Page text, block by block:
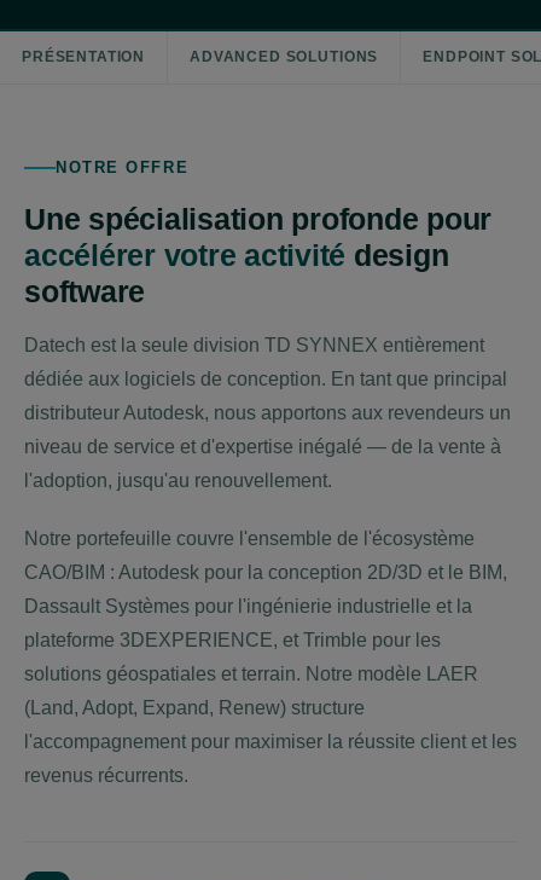
PRÉSENTATION ADVANCED SOLUTIONS ENDPOINT
NOTRE OFFRE
Une spécialisation profonde pour
accélérer votre activité design
software
Datech est la seule division TD SYNNEX entièrement
dédiée aux logiciels de conception. En tant que principal
distributeur Autodesk, nous apportons aux revendeurs un
niveau de service et d'expertise inégalé — de la vente à
l'adoption, jusqu'au renouvellement.
Notre portefeuille couvre l'ensemble de l'écosystème
CAO/BIM : Autodesk pour la conception 2D/3D et le BIM,
Dassault Systèmes pour l'ingénierie industrielle et la
plateforme 3DEXPERIENCE, et Trimble pour les
solutions géospatiales et terrain. Notre modèle LAER
(Land, Adopt, Expand, Renew) structure
l'accompagnement pour maximiser la réussite client et les
revenus récurrents.